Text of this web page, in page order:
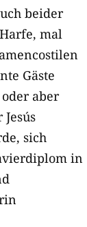
beider
mal
Gäste
aber
sich
in